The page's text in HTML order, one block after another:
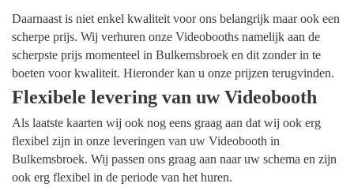
Daarnaast is niet enkel kwaliteit voor ons belangrijk maar ook een
scherpe prijs. Wij verhuren onze Videobooths namelijk aan de
scherpste prijs momenteel in Bulkemsbroek en dit zonder in te
boeten voor kwaliteit. Hieronder kan u onze prijzen terugvinden.
Flexibele levering van uw Videobooth
Als laatste kaarten wij ook nog eens graag aan dat wij ook erg
flexibel zijn in onze leveringen van uw Videobooth in
Bulkemsbroek. Wij passen ons graag aan naar uw schema en zijn
ook erg flexibel in de periode van het huren.